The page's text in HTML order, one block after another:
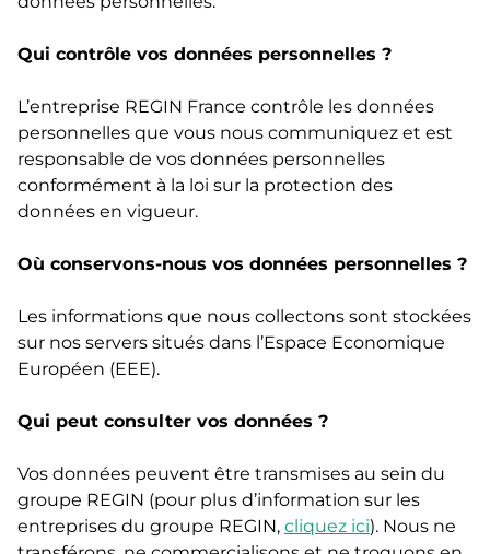
Qui contrôle vos données personnelles ?
L’entreprise REGIN France contrôle les données
personnelles que vous nous communiquez et est
responsable de vos données personnelles
conformément à la loi sur la protection des
données en vigueur.
Où conservons-nous vos données personnelles ?
Les informations que nous collectons sont stockées
sur nos servers situés dans l’Espace Economique
Européen (EEE).
Qui peut consulter vos données ?
Vos données peuvent être transmises au sein du
groupe REGIN (pour plus d’information sur les
entreprises du groupe REGIN, cliquez ici). Nous ne